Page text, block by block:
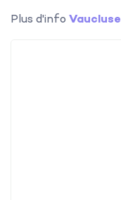
Plus d'info Vaucluse